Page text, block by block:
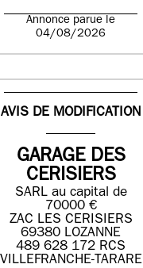
Annonce parue le
04/08/2026
AVIS DE MODIFICATION
GARAGE DES
CERISIERS
SARL au capital de
70000 €
ZAC LES CERISIERS
69380 LOZANNE
489 628 172 RCS
VILLEFRANCHE-TARARE